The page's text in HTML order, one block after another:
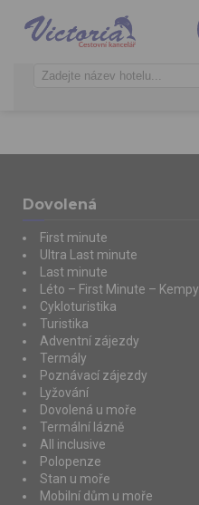
Dovolená
First minute
Ultra Last minute
Last minute
Léto – First Minute – Kempy
Cykloturistika
Turistika
Adventní zájezdy
Termály
Poznávací zájezdy
Lyžování
Dovolená u moře
Termální lázně
All inclusive
Polopenze
Stan u moře
Mobilní dům u moře